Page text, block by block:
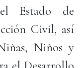
Estado de
Civil, así
Niños y